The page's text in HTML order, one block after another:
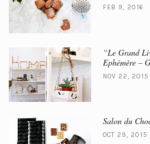
FEB 9, 2016
“Le Grand
Ephémère –
NOV 22, 2015
Salon du
OCT 29, 2015